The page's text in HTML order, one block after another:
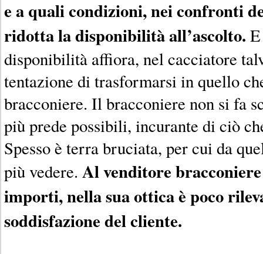
e a quali condizioni, nei confronti
ridotta la disponibilità all’ascolto.
disponibilità affiora, nel cacciatore
tentazione di trasformarsi in quello
bracconiere. Il bracconiere non si fa
più prede possibili, incurante di ciò
Spesso è terra bruciata, per cui da
più vedere. Al venditore
importi, nella sua ottica è poco
soddisfazione del cliente.